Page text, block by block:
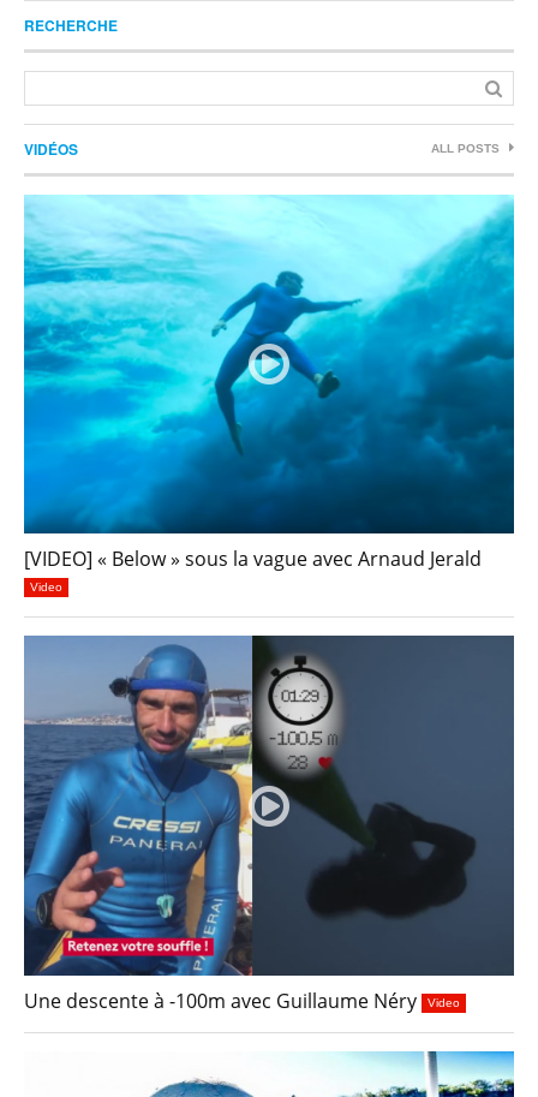
RECHERCHE
VIDÉOS ALL POSTS
[VIDEO] « Below » sous la vague avec Arnaud Jerald
Video
Une descente à -100m avec Guillaume Néry Video